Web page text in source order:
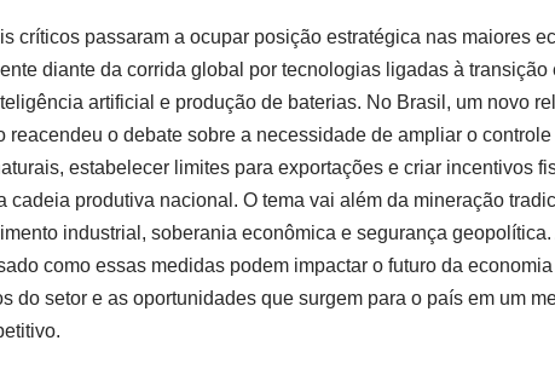
críticos passaram a ocupar posição estratégica nas maiores
diante da corrida global por tecnologias ligadas à
artificial e produção de baterias. No Brasil, um novo
reacendeu o debate sobre a necessidade de ampliar o
estabelecer limites para exportações e criar incentivos
cadeia produtiva nacional. O tema vai além da mineração
industrial, soberania econômica e segurança
como essas medidas podem impactar o futuro da
do setor e as oportunidades que surgem para o país em um